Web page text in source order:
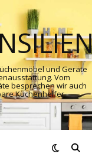
und Geräte
Vom
besprechen wir auch
Küchenhelfer.